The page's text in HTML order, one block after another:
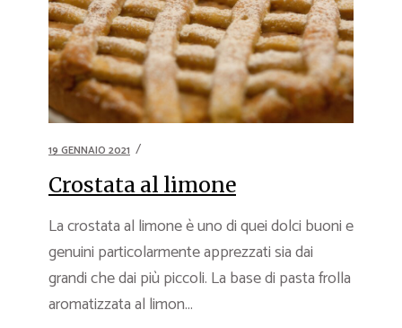
19 GENNAIO 2021
Crostata al limone
La crostata al limone è uno di quei dolci buoni e
genuini particolarmente apprezzati sia dai
grandi che dai più piccoli. La base di pasta frolla
aromatizzata al limon...